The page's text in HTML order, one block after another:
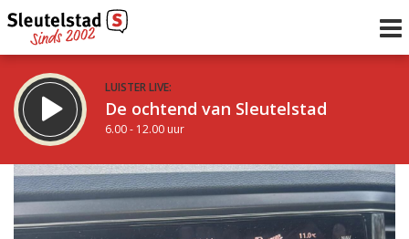
LUISTER LIVE:
De ochtend van Sleutelstad
6.00 - 12.00 uur
STRAKS:
De middag van Sleutelstad
12.00 - 17.00 uur
Vorig uur
uur 1 van 0 Volgend uur